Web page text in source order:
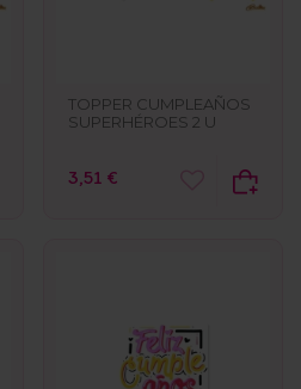
TOPPER CUMPLEAÑOS
SUPERHÉROES 2 U
3,51 €